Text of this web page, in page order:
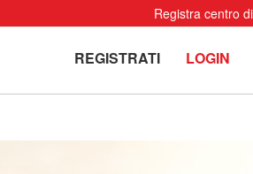
Registra centro
REGISTRATI LOGIN